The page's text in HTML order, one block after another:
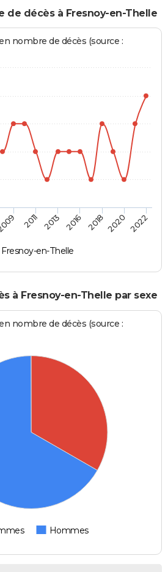
de décès à Fresnoy-en-Thelle
nombre de décès (source :
Fresnoy-en-Thelle
2011 2013 2016 2018 2020 2022
à Fresnoy-en-Thelle par sexe
nombre de décès (source :
Hommes